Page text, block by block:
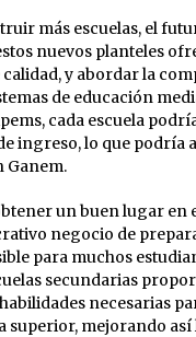
más escuelas, el
nuevos planteles
y abordar la
de educación
cada escuela
ingreso, lo que podría
Ganem.
un buen lugar en
negocio de
para muchos
secundarias
necesarias
superior, mejorando así